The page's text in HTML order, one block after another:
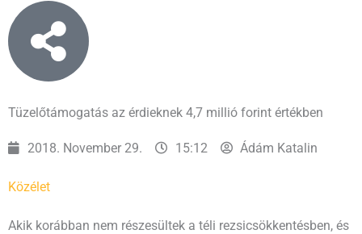
Tüzelőtámogatás az érdieknek 4,7 millió forint értékben
2018. November 29. 15:12 Ádám Katalin
Közélet
Akik korábban nem részesültek a téli rezsicsökkentésben, és